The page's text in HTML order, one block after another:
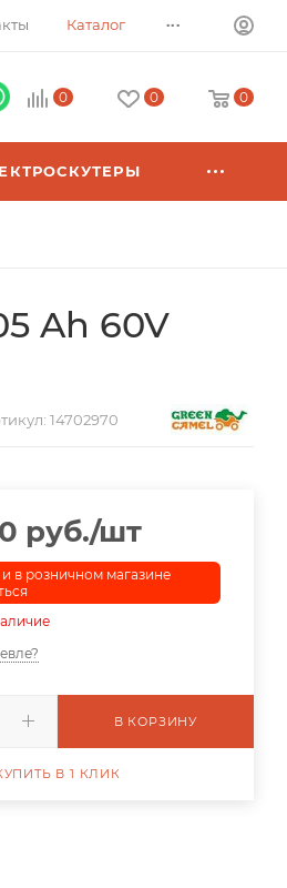
Каталог ...
0 0 0
Ah 60V
14702970
руб./шт
в розничном магазине
В КОРЗИНУ
В 1 КЛИК